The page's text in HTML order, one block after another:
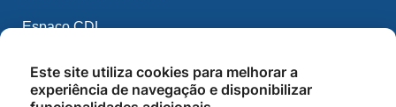
Espaço CDL
CDL IA
Este site utiliza cookies para melhorar a
experiência de navegação e disponibilizar